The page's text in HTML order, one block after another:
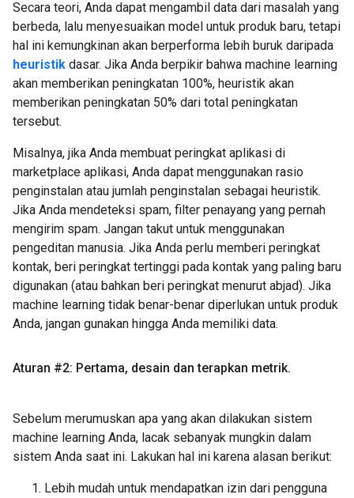
Secara teori, Anda dapat mengambil data dari masalah yang
berbeda, lalu menyesuaikan model untuk produk baru, tetapi
hal ini kemungkinan akan berperforma lebih buruk daripada
heuristik dasar. Jika Anda berpikir bahwa machine learning
akan memberikan peningkatan 100%, heuristik akan
memberikan peningkatan 50% dari total peningkatan
tersebut.
Misalnya, jika Anda membuat peringkat aplikasi di
marketplace aplikasi, Anda dapat menggunakan rasio
penginstalan atau jumlah penginstalan sebagai heuristik.
Jika Anda mendeteksi spam, filter penayang yang pernah
mengirim spam. Jangan takut untuk menggunakan
pengeditan manusia. Jika Anda perlu memberi peringkat
kontak, beri peringkat tertinggi pada kontak yang paling baru
digunakan (atau bahkan beri peringkat menurut abjad). Jika
machine learning tidak benar-benar diperlukan untuk produk
Anda, jangan gunakan hingga Anda memiliki data.
Aturan #2: Pertama, desain dan terapkan metrik.
Sebelum merumuskan apa yang akan dilakukan sistem
machine learning Anda, lacak sebanyak mungkin dalam
sistem Anda saat ini. Lakukan hal ini karena alasan berikut:
Lebih mudah untuk mendapatkan izin dari pengguna